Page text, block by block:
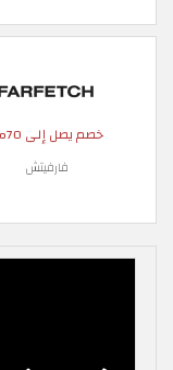
خصم يصل إلى 70%
فارفيتش